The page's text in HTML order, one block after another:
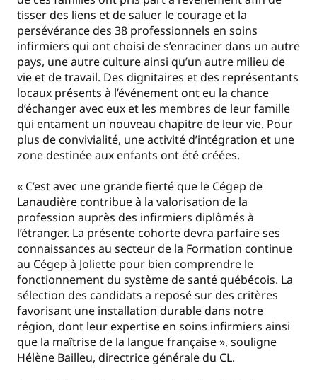
tisser des liens et de saluer le courage et la
persévérance des 38 professionnels en soins
infirmiers qui ont choisi de s’enraciner dans un autre
pays, une autre culture ainsi qu’un autre milieu de
vie et de travail. Des dignitaires et des représentants
locaux présents à l’événement ont eu la chance
d’échanger avec eux et les membres de leur famille
qui entament un nouveau chapitre de leur vie. Pour
plus de convivialité, une activité d’intégration et une
zone destinée aux enfants ont été créées.
« C’est avec une grande fierté que le Cégep de
Lanaudière contribue à la valorisation de la
profession auprès des infirmiers diplômés à
l’étranger. La présente cohorte devra parfaire ses
connaissances au secteur de la Formation continue
au Cégep à Joliette pour bien comprendre le
fonctionnement du système de santé québécois. La
sélection des candidats a reposé sur des critères
favorisant une installation durable dans notre
région, dont leur expertise en soins infirmiers ainsi
que la maîtrise de la langue française», souligne
Hélène Bailleu, directrice générale du CL.